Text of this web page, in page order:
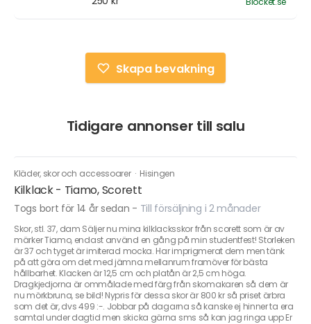
Skapa bevakning
Tidigare annonser till salu
Kläder, skor och accessoarer · Hisingen
Kilklack - Tiamo, Scorett
Togs bort för 14 år sedan - Till försäljning i 2 månader
Skor, stl. 37, dam Säljer nu mina kilklacksskor från scorett som är av
märker Tiamo, endast använd en gång på min studentfest! Storleken
är 37 och tyget är imiterad mocka. Har imprigmerat dem men tänk
på att göra om det med jämna mellanrum framöver för bästa
hållbarhet. Klacken är 12,5 cm och platån är 2,5 cm höga.
Dragkjedjorna är ommålade med färg från skomakaren så dem är
nu mörkbruna, se bild! Nypris för dessa skor är 800 kr så priset ärbra
som det är, dvs 499 :-. Jobbar på dagarna så kanske ej hinner ta era
samtal under dagtid men skicka gärna sms så kan jag ringa upp Er